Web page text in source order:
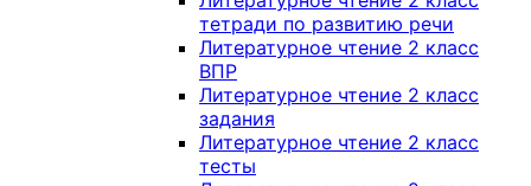
тетради по развитию речи
Литературное чтение 2 класс
ВПР
Литературное чтение 2 класс
задания
Литературное чтение 2 класс
тесты